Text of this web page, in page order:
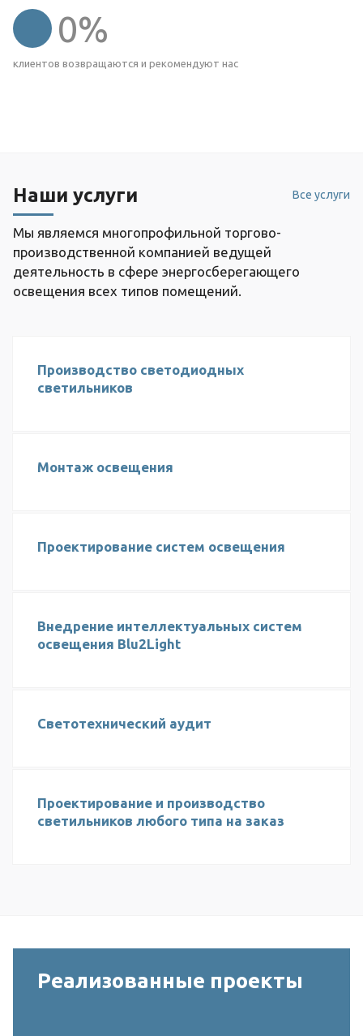
0%
клиентов возвращаются и рекомендуют нас
Все услуги
Наши услуги
Мы являемся многопрофильной торгово-
производственной компанией ведущей
деятельность в сфере энергосберегающего
освещения всех типов помещений.
Производство светодиодных
светильников
Монтаж освещения
Проектирование систем освещения
Внедрение интеллектуальных систем
освещения Blu2Light
Светотехнический аудит
Проектирование и производство
светильников любого типа на заказ
Реализованные проекты